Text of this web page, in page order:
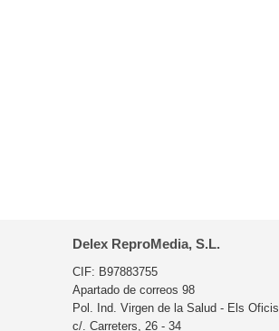
Delex ReproMedia, S.L.
CIF: B97883755
Apartado de correos 98
Pol. Ind. Virgen de la Salud - Els Oficis
c/. Carreters, 26 - 34